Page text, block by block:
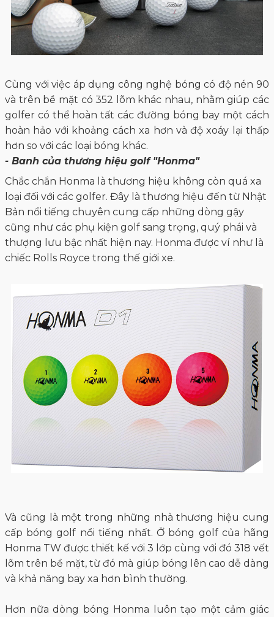
Cùng với việc áp dụng công nghệ bóng có độ nén 90
và trên bề mặt có 352 lõm khác nhau, nhằm giúp các
golfer có thể hoàn tất các đường bóng bay một cách
hoàn hảo với khoảng cách xa hơn và độ xoáy lại thấp
hơn so với các loại bóng khác.
- Banh của thương hiệu golf "Honma"
Chắc chắn Honma là thương hiệu không còn quá xa
loại đối với các golfer. Đây là thương hiệu đến từ Nhật
Bản nổi tiếng chuyên cung cấp những dòng gậy
cũng như các phụ kiện golf sang trọng, quý phái và
thượng lưu bậc nhất hiện nay. Honma được ví như là
chiếc Rolls Royce trong thế giới xe.
Và cũng là một trong những nhà thương hiệu cung
cấp bóng golf nổi tiếng nhất. Ở bóng golf của hãng
Honma TW được thiết kế với 3 lớp cùng với đó 318 vết
lõm trên bề mặt, từ đó mà giúp bóng lên cao dễ dàng
và khả năng bay xa hơn bình thường.
Hơn nữa dòng bóng Honma luôn tạo một cảm giác